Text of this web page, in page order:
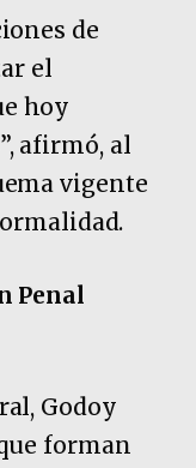
de
el
hoy
afirmó, al
vigente
Penal
Godoy
forman